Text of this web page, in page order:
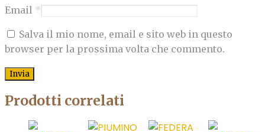
Email *
Salva il mio nome, email e sito web in questo
browser per la prossima volta che commento.
Prodotti correlati